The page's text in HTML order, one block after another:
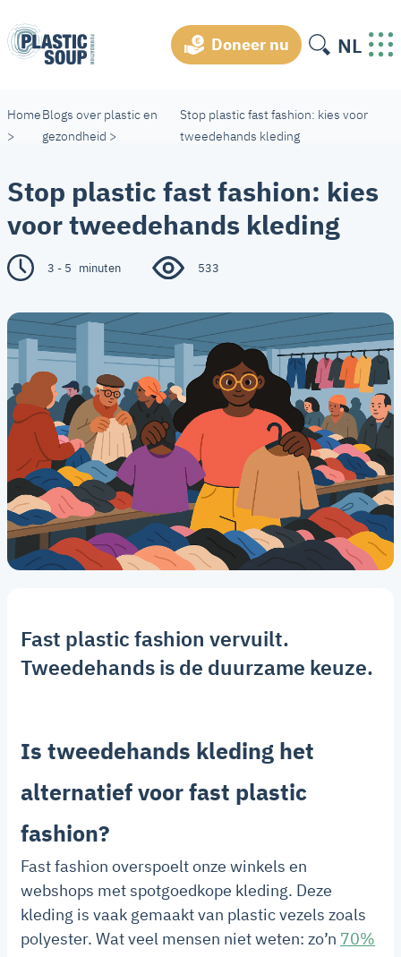
Doneer nu NL
Home
>
Blogs over plastic en
gezondheid >
Stop plastic fast fashion: kies voor
tweedehands kleding
Stop plastic fast fashion: kies
voor tweedehands kleding
3 - 5 minuten 533
Fast plastic fashion vervuilt.
Tweedehands is de duurzame keuze.
Is tweedehands kleding het
alternatief voor fast plastic
fashion?
Fast fashion overspoelt onze winkels en
webshops met spotgoedkope kleding. Deze
kleding is vaak gemaakt van plastic vezels zoals
polyester. Wat veel mensen niet weten: zo’n 70%